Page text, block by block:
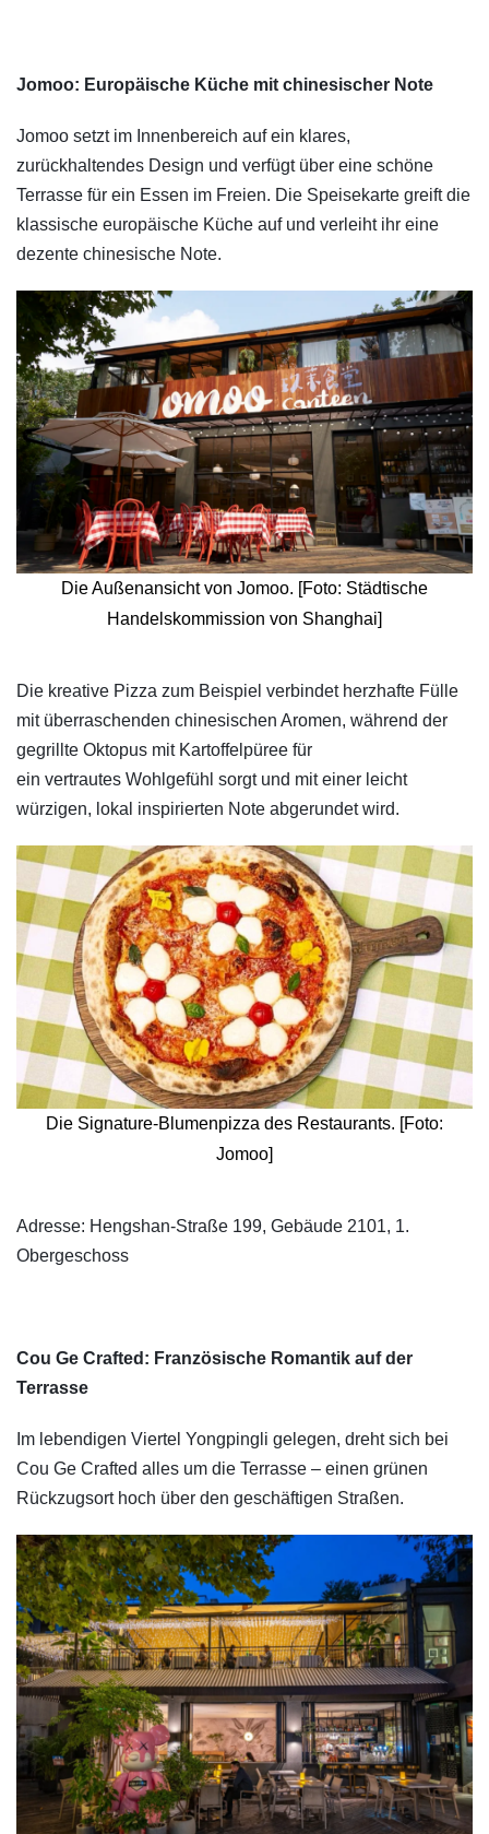
Jomoo: Europäische Küche mit chinesischer Note
Jomoo setzt im Innenbereich auf ein klares,
zurückhaltendes Design und verfügt über eine schöne
Terrasse für ein Essen im Freien. Die Speisekarte greift die
klassische europäische Küche auf und verleiht ihr eine
dezente chinesische Note.
Die Außenansicht von Jomoo. [Foto: Städtische
Handelskommission von Shanghai]
​Die kreative Pizza zum Beispiel verbindet herzhafte Fülle
mit überraschenden chinesischen Aromen, während der
gegrillte Oktopus mit Kartoffelpüree für
ein vertrautes Wohlgefühl sorgt und mit einer leicht
würzigen, lokal inspirierten Note abgerundet wird.
Die Signature-Blumenpizza des Restaurants. [Foto:
Jomoo]
​Adresse: Hengshan-Straße 199, Gebäude 2101, 1.
Obergeschoss
Cou Ge Crafted: Französische Romantik auf der
Terrasse
Im lebendigen Viertel Yongpingli gelegen, dreht sich bei
Cou Ge Crafted alles um die Terrasse – einen grünen
Rückzugsort hoch über den geschäftigen Straßen.